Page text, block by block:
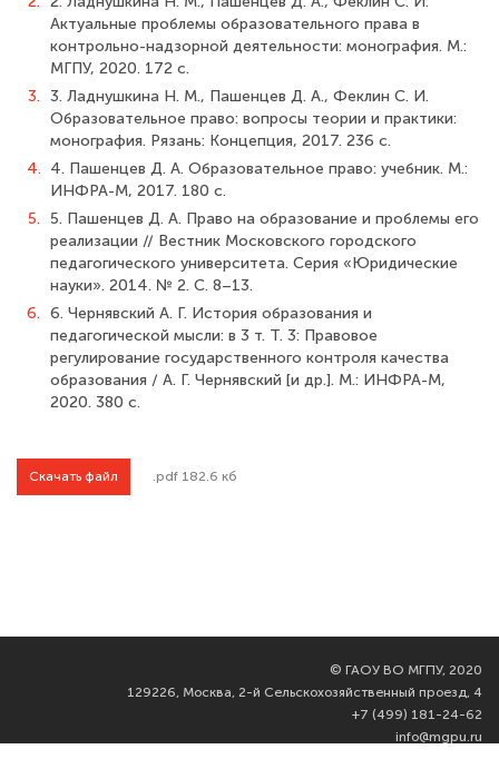
Актуальные проблемы образовательного права в
контрольно-надзорной деятельности: монография. М.:
МГПУ, 2020. 172 с.
3. 3. Ладнушкина Н. М., Пашенцев Д. А., Феклин С. И.
Образовательное право: вопросы теории и практики:
монография. Рязань: Концепция, 2017. 236 с.
4. 4. Пашенцев Д. А. Образовательное право: учебник. М.:
ИНФРА-М, 2017. 180 с.
5. 5. Пашенцев Д. А. Право на образование и проблемы его
реализации // Вестник Московского городского
педагогического университета. Серия «Юридические
науки». 2014. № 2. С. 8–13.
6. 6. Чернявский А. Г. История образования и
педагогической мысли: в 3 т. Т. 3: Правовое
регулирование государственного контроля качества
образования / А. Г. Чернявский [и др.]. М.: ИНФРА-М,
2020. 380 с.
Скачать файл .pdf 182.6 кб
© ГАОУ ВО МГПУ, 2020
129226, Москва, 2-й Сельскохозяйственный проезд, 4
+7 (499) 181-24-62
info@mgpu.ru